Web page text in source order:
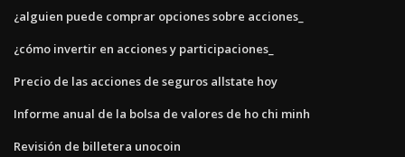
¿alguien puede comprar opciones sobre acciones_
¿cómo invertir en acciones y participaciones_
Precio de las acciones de seguros allstate hoy
Informe anual de la bolsa de valores de ho chi minh
Revisión de billetera unocoin